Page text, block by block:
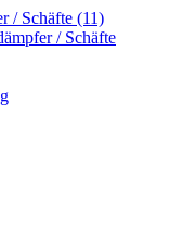
/ Schäfte (11)
/ Schäfte